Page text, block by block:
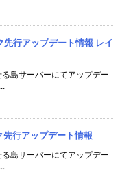
行アップデート情報 レイ
島サーバーにてアップデー
行アップデート情報
島サーバーにてアップデー